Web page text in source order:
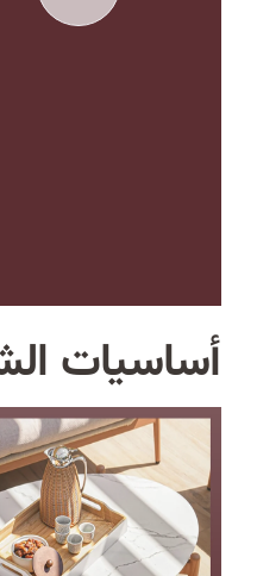
أساسيات